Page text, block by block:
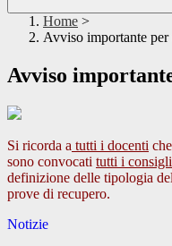
Home >
Avviso importante
Avviso
Si ricorda a tutti i docenti che
sono convocati tutti i
definizione delle tipologia
prove di recupero.
Notizie